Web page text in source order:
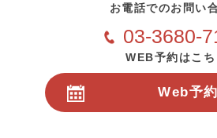
お電話でのお問い
03-3680-
WEB予約はこち
Web予約